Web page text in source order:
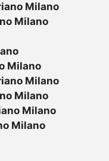
Milano
Milano
Milano
Milano
Milano
Milano
Milano